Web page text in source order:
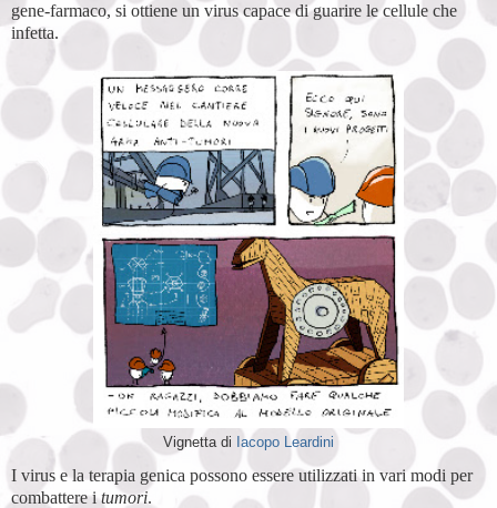
gene-farmaco, si ottiene un virus capace di guarire le cellule che
infetta.
Vignetta di Iacopo Leardini
I virus e la terapia genica possono essere utilizzati in vari modi per
combattere itumori.